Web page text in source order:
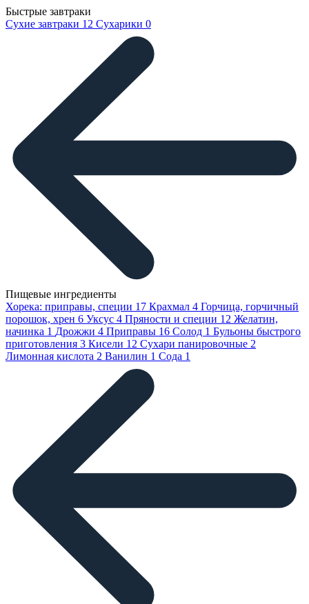
Быстрые завтраки
Сухие завтраки 12 Сухарики 0
Пищевые ингредиенты
Хорека: приправы, специи 17 Крахмал 4 Горчица, горчичный
порошок, хрен 6 Уксус 4 Пряности и специи 12 Желатин,
начинка 1 Дрожжи 4 Приправы 16 Солод 1 Бульоны быстрого
приготовления 3 Кисели 12 Сухари панировочные 2
Лимонная кислота 2 Ванилин 1 Сода 1